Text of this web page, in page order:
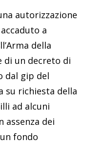
autorizzazione
a
della
di un decreto di
dal gip del
su richiesta della
ad alcuni
assenza dei
fondo